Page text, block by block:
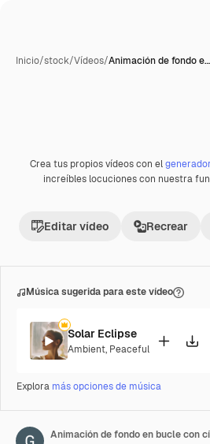
Inicio/stock/Vídeos/Animación de fondo e…
Premium
Crea tus propios vídeos con el
increíbles locuciones con nuestra
Editar vídeo Recrear
Música sugerida para este vídeo
Solar Eclipse
Ambient, Peaceful
Explora más opciones de música